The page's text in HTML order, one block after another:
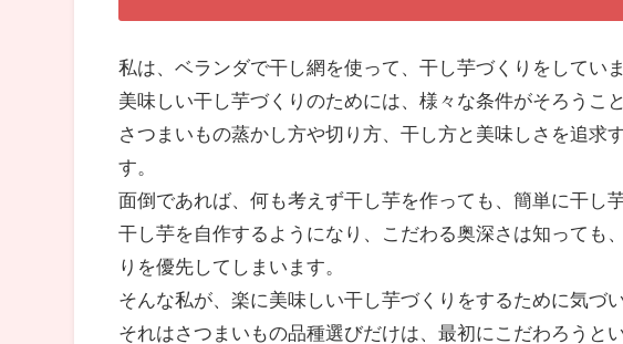
私は、ベランダで干し網を使って、干し芋づくりをしていま
美味しい干し芋づくりのためには、様々な条件がそろうこ
さつまいもの蒸かし方や切り方、干し方と美味しさを追求
す。
面倒であれば、何も考えず干し芋を作っても、簡単に干し
干し芋を自作するようになり、こだわる奥深さは知っても
りを優先してしまいます。
そんな私が、楽に美味しい干し芋づくりをするために気づ
それはさつまいもの品種選びだけは、最初にこだわろうと